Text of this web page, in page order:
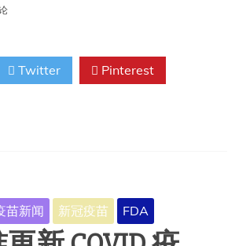
应
Twitter Pinterest
苗新闻 新冠疫苗 FDA